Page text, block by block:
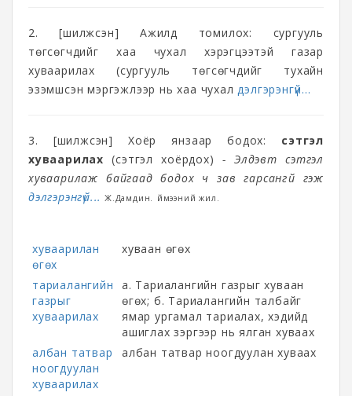
2. [шилжсэн] Ажилд томилох: сургууль
төгсөгчдийг хаа чухал хэрэгцээтэй газар
хуваарилах (сургууль төгсөгчдийг тухайн
эзэмшсэн мэргэжлээр нь хаа чухалдэлгэрэнгүй...
3. [шилжсэн] Хоёр янзаар бодох: сэтгэл
хуваарилах (сэтгэл хоёрдох) - Элдэвт сэтгэл
хуваарилаж байгаад бодох ч зав гарсангүй гэж
дэлгэрэнгүй... Ж.Дамдин. Үймээний жил.
хуваарилан
өгөх
хуваан өгөх
тариалангийн
газрыг
хуваарилах
а. Тариалангийн газрыг хуваан
өгөх; б. Тариалангийн талбайг
ямар ургамал тариалах, хэдийд
ашиглах зэргээр нь ялган хуваах
албан татвар
ноогдуулан
хуваарилах
албан татвар ноогдуулан хуваах